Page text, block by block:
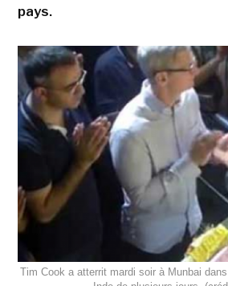
pays.
Tim Cook a atterrit mardi soir à Munbai